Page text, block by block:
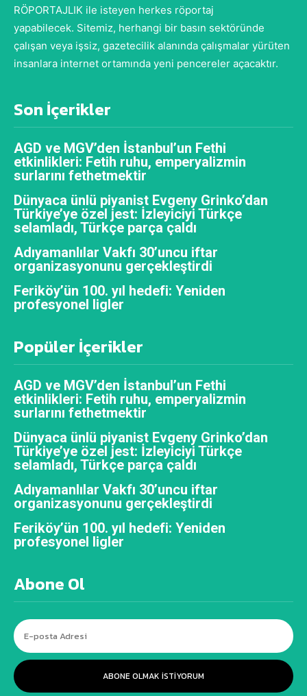
RÖPORTAJLIK ile isteyen herkes röportaj
yapabilecek. Sitemiz, herhangi bir basın sektöründe
çalışan veya işsiz, gazetecilik alanında çalışmalar yürüten
insanlara internet ortamında yeni pencereler açacaktır.
Son İçerikler
AGD ve MGV’den İstanbul’un Fethi
etkinlikleri: Fetih ruhu, emperyalizmin
surlarını fethetmektir
Dünyaca ünlü piyanist Evgeny Grinko’dan
Türkiye’ye özel jest: İzleyiciyi Türkçe
selamladı, Türkçe parça çaldı
Adıyamanlılar Vakfı 30’uncu iftar
organizasyonunu gerçekleştirdi
Feriköy’ün 100. yıl hedefi: Yeniden
profesyonel ligler
Popüler İçerikler
AGD ve MGV’den İstanbul’un Fethi
etkinlikleri: Fetih ruhu, emperyalizmin
surlarını fethetmektir
Dünyaca ünlü piyanist Evgeny Grinko’dan
Türkiye’ye özel jest: İzleyiciyi Türkçe
selamladı, Türkçe parça çaldı
Adıyamanlılar Vakfı 30’uncu iftar
organizasyonunu gerçekleştirdi
Feriköy’ün 100. yıl hedefi: Yeniden
profesyonel ligler
Abone Ol
ABONE OLMAK ISTIYORUM